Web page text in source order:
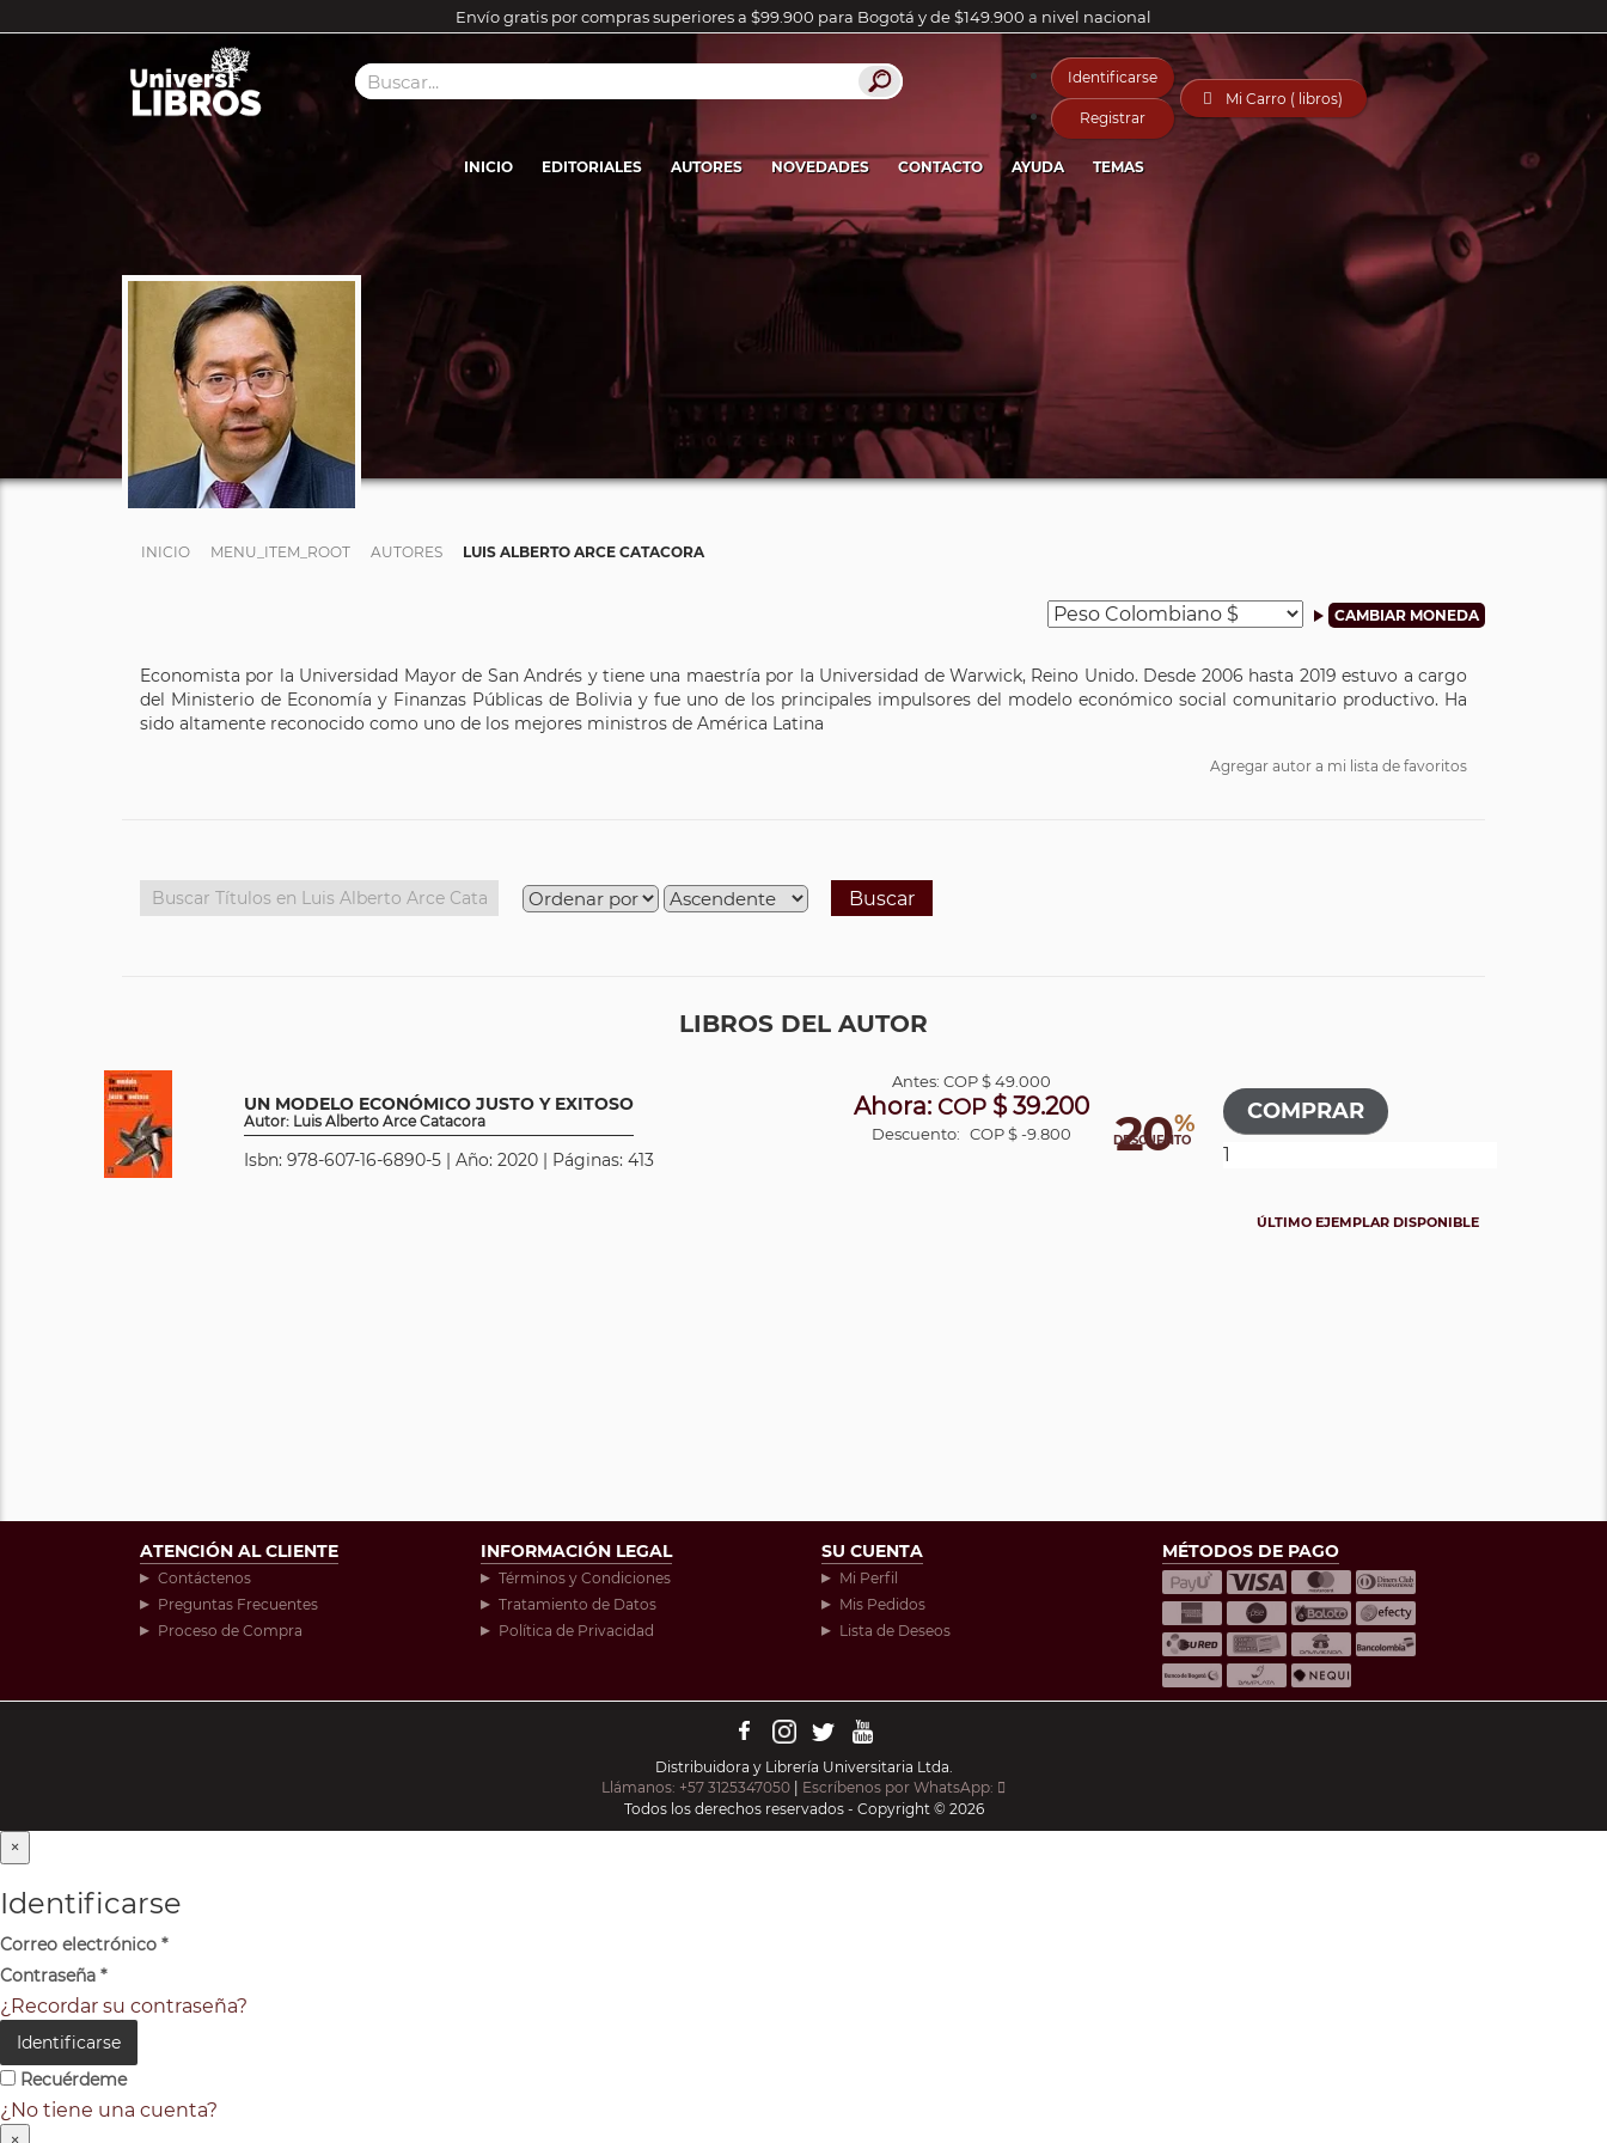
Envío gratis por compras superiores a $99.900 para Bogotá y de $149.900 a nivel nacional
Identificarse
Registrar
 Mi Carro ( libros)
INICIO EDITORIALES AUTORES NOVEDADES CONTACTO AYUDA TEMAS
INICIO MENU_ITEM_ROOT AUTORES LUIS ALBERTO ARCE CATACORA
Economista por la Universidad Mayor de San Andrés y tiene una maestría por la Universidad de Warwick, Reino Unido. Desde 2006 hasta 2019 estuvo a cargo
del Ministerio de Economía y Finanzas Públicas de Bolivia y fue uno de los principales impulsores del modelo económico social comunitario productivo. Ha
sido altamente reconocido como uno de los mejores ministros de América Latina
Agregar autor a mi lista de favoritos
Buscar
LIBROS DEL AUTOR
UN MODELO ECONÓMICO JUSTO Y EXITOSO
Autor: Luis Alberto Arce Catacora
Isbn: 978-607-16-6890-5 | Año: 2020 | Páginas: 413 20%
DESCUENTO
Antes: COP$ 49.000
Ahora: COP$ 39.200
Descuento: COP $ -9.800
ÚLTIMO EJEMPLAR DISPONIBLE
ATENCIÓN AL CLIENTE
Contáctenos
Preguntas Frecuentes
Proceso de Compra
INFORMACIÓN LEGAL
Términos y Condiciones
Tratamiento de Datos
Política de Privacidad
SU CUENTA
Mi Perfil
Mis Pedidos
Lista de Deseos
MÉTODOS DE PAGO
Distribuidora y Librería Universitaria Ltda.
Llámanos: +57 3125347050
Escríbenos por WhatsApp:
Todos los derechos reservados - Copyright © 2026
×
Identificarse
Correo electrónico *
Contraseña *
¿Recordar su contraseña?
Identificarse
Recuérdeme
¿No tiene una cuenta?